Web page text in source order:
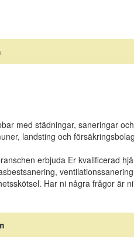
med städningar, saneringar
landsting och
erbjuda Er kvalificerad
Har ni några frågor är